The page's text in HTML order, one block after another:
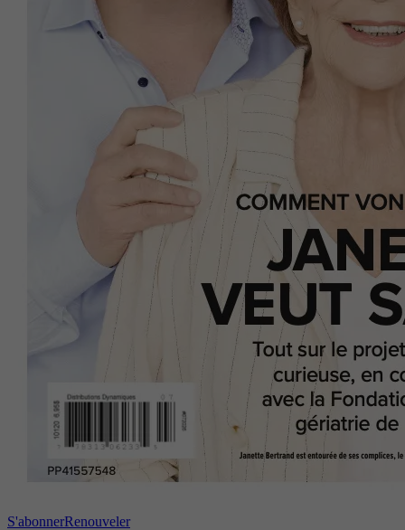
S'abonnerRenouveler